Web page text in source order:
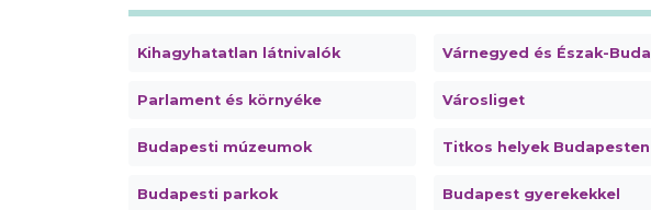
Kihagyhatatlan látnivalók Várnegyed és Észak-Buda
Parlament és környéke Városliget
Budapesti múzeumok Titkos helyek Budapesten
Budapesti parkok Budapest gyerekekkel